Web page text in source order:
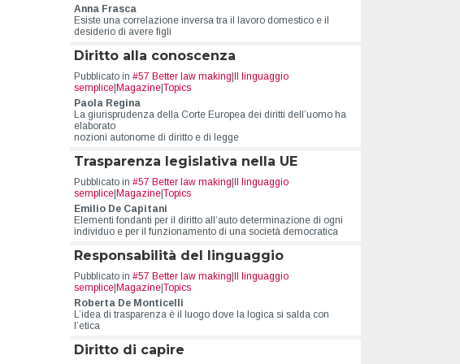
Anna Frasca
Esiste una correlazione inversa tra il lavoro domestico e il
desiderio di avere figli
Diritto alla conoscenza
Pubblicato in #57 Better law making
Il linguaggio
semplice| Magazine| Topics
Paola Regina
La giurisprudenza della Corte Europea dei diritti dell’uomo ha
elaborato
nozioni autonome di diritto e di legge
Trasparenza legislativa nella UE
Pubblicato in #57 Better law making
Il linguaggio
semplice| Magazine| Topics
Emilio De Capitani
Elementi fondanti per il diritto all’auto determinazione di ogni
individuo e per il funzionamento di una società democratica
Responsabilità del linguaggio
Pubblicato in #57 Better law making
Il linguaggio
semplice| Magazine| Topics
Roberta De Monticelli
L’idea di trasparenza è il luogo dove la logica si salda con
l’etica
Diritto di capire